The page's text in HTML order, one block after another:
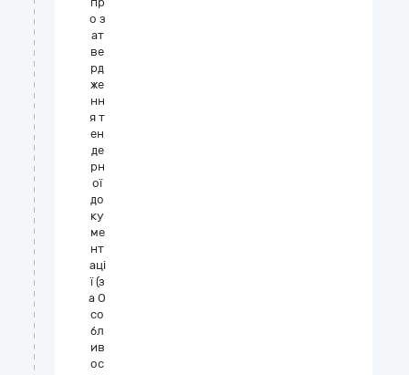
о з
ат
ве
рд
же
нн
я т
ен
де
рн
ої
до
ку
ме
нт
аці
ї (з
а О
со
бл
ив
ос